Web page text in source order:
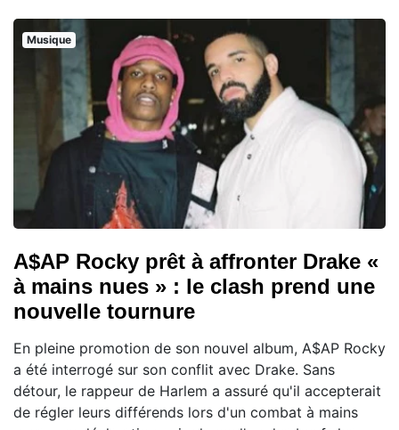
Musique
A$AP Rocky prêt à affronter Drake «
à mains nues » : le clash prend une
nouvelle tournure
En pleine promotion de son nouvel album, A$AP Rocky
a été interrogé sur son conflit avec Drake. Sans
détour, le rappeur de Harlem a assuré qu'il accepterait
de régler leurs différends lors d'un combat à mains